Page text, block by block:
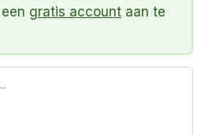
gratis account aan te